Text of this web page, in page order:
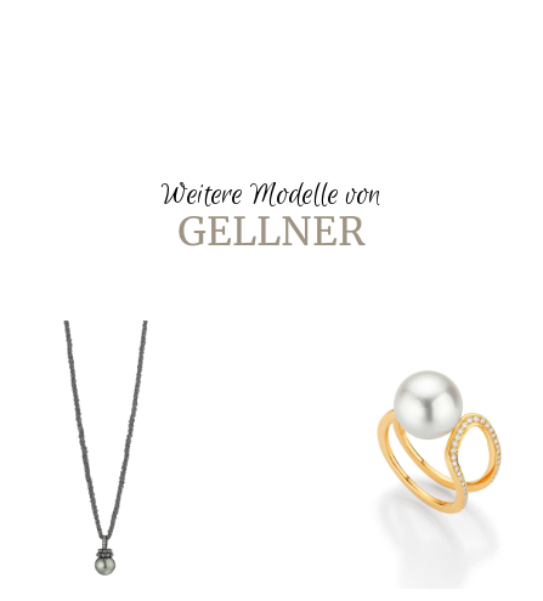
Weitere Modelle von
GELLNER